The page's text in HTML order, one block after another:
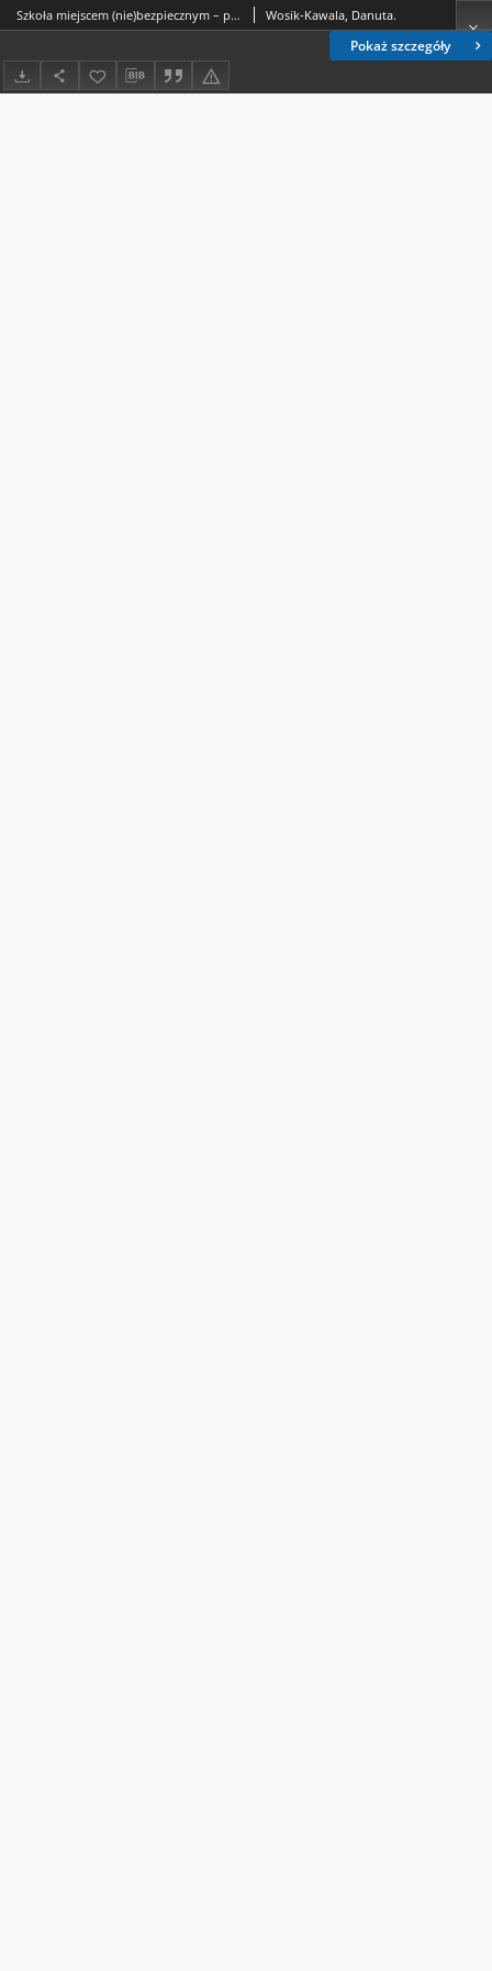
Pokaż szczegóły
Szkoła miejscem (nie)bezpiecznym – perspektywa ucznia Wosik-Kawala, Danuta.